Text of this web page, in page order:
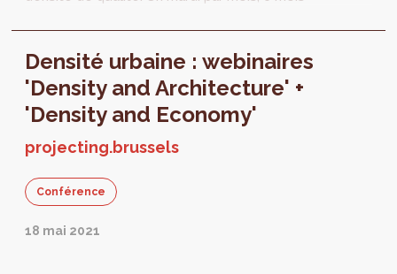
Densité urbaine : webinaires
'Density and Architecture' +
'Density and Economy'
projecting.brussels
Conférence
18 mai 2021